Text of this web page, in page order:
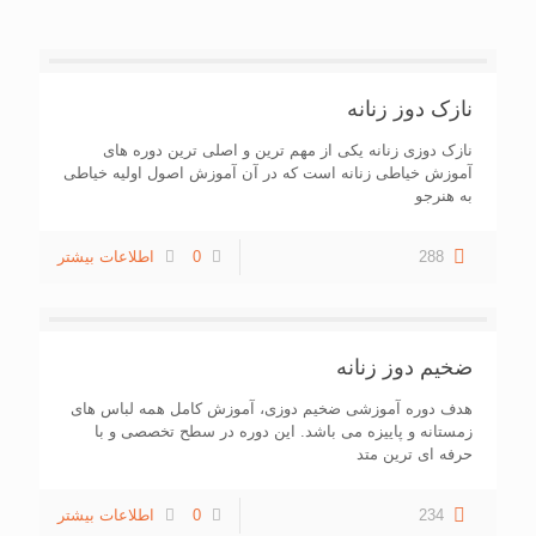
نازک دوز زنانه
نازک دوزی زنانه یکی از مهم ترین و اصلی ترین دوره های
آموزش خیاطی زنانه است که در آن آموزش اصول اولیه خیاطی
به هنرجو
288
0 اطلاعات بیشتر
ضخیم دوز زنانه
هدف دوره آموزشی ضخیم دوزی، آموزش کامل همه لباس های
زمستانه و پاییزه می باشد. این دوره در سطح تخصصی و با
حرفه ای ترین متد
234
0 اطلاعات بیشتر